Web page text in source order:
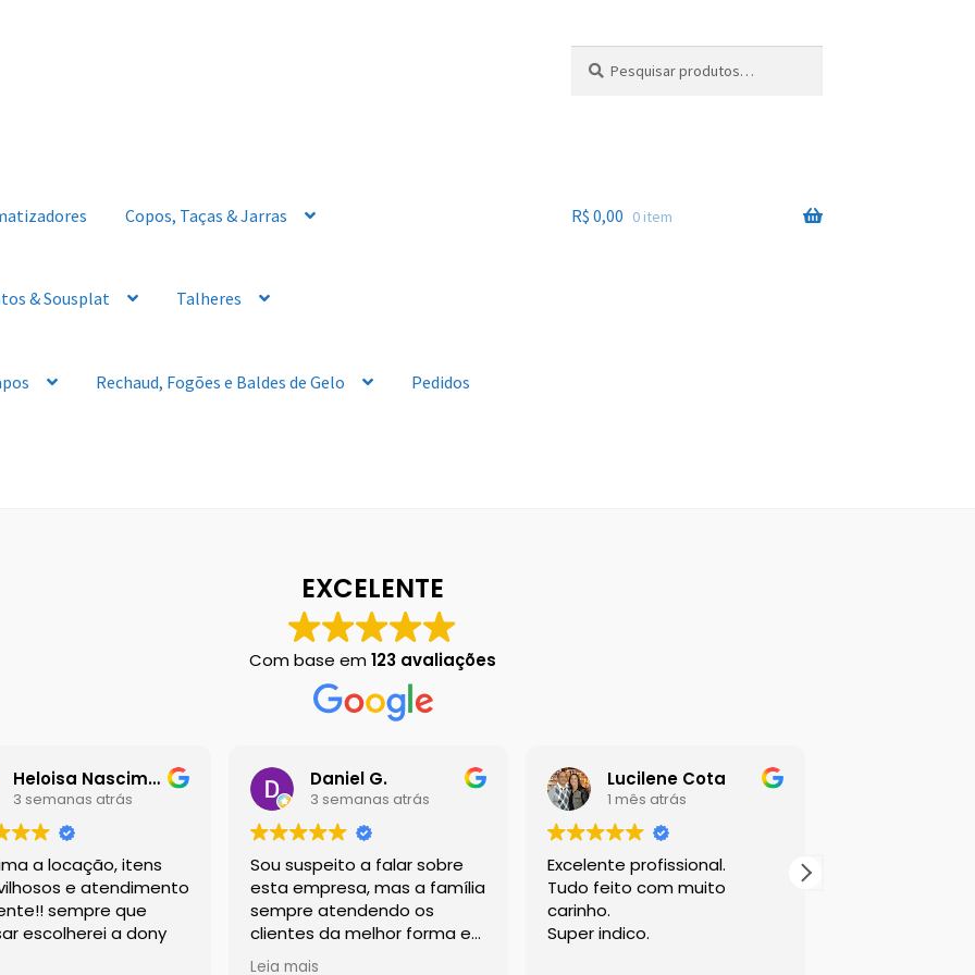
por:
Copos, Taças & Jarras
& Sousplat Talheres
Rechaud, Fogões e Baldes de Gelo Pedidos
Dony LocaçõesPortfolio
R$ 0,00 0 item
EXCELENTE
Com base em123 avaliações
Heloisa Nascimento
3 semanas atrás
a locação, itens
e atendimento
sempre que
escolherei a dony
Daniel G.
3 semanas atrás
Sou suspeito a falar sobre
esta empresa, mas a família
sempre atendendo os
clientes da melhor forma e
com os melhores
Leia mais
Lucilene Cota
1 mês atrás
Excelente profissional.
Tudo feito com muito
carinho.
Super indico.